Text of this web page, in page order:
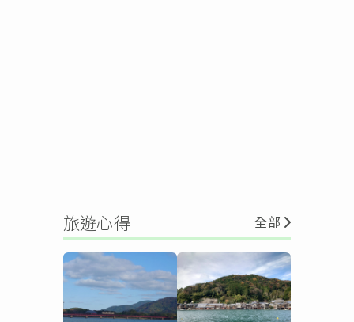
旅遊心得 全部